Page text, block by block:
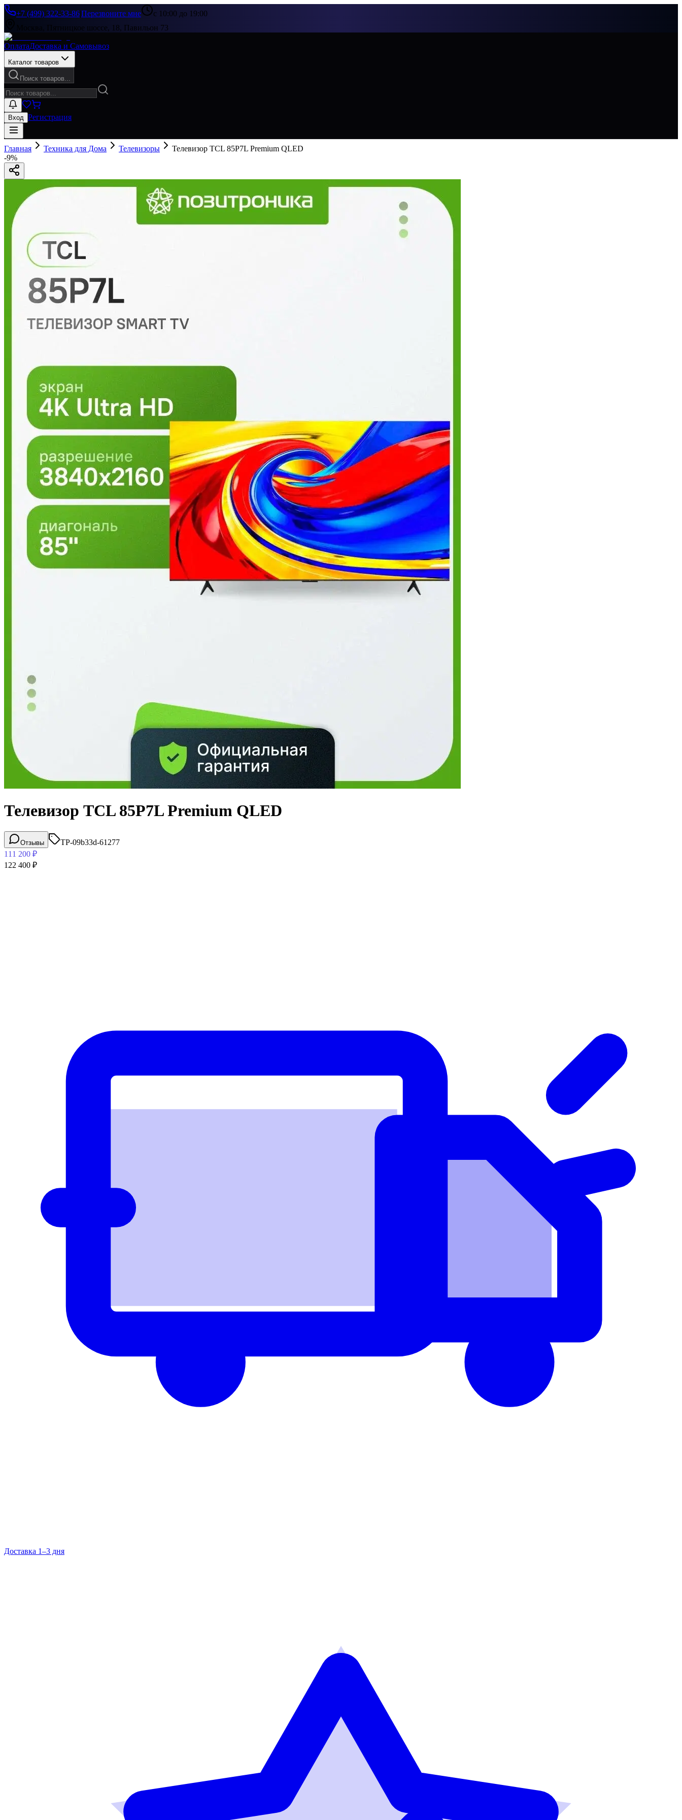
+7 (499) 322-33-86|Перезвоните мне
с 10:00 до 19:00
Москва, Пятницкое шоссе, 18, Павильон 73
ОплатаДоставка и Самовывоз
Каталог товаров
Поиск товаров...
Вход Регистрация
Главная Техника для Дома Телевизоры
Телевизор TCL 85P7L Premium QLED
-9%
Телевизор TCL 85P7L Premium QLED
Отзывы
TP-09b33d-61277
111 200 ₽
122 400 ₽
Доставка 1–3 дня